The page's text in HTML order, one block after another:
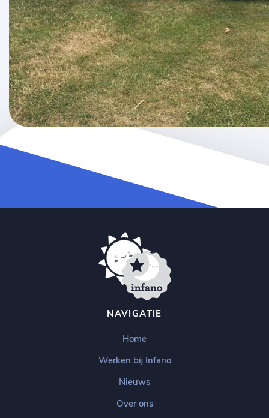
NAVIGATIE
Home
Werken bij Infano
Nieuws
Over ons